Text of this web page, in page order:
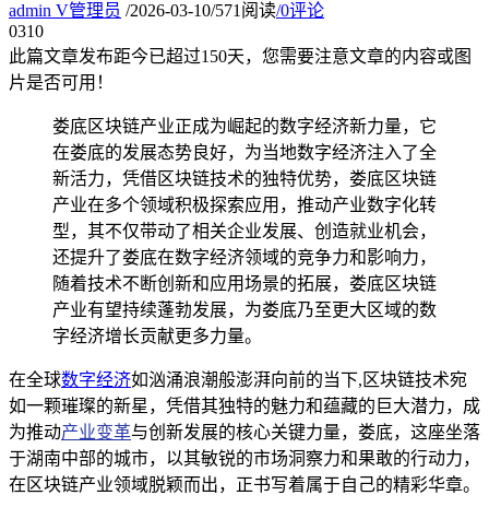
admin V管理员 /2026-03-10/571阅读/0评论
0310
此篇文章发布距今已超过150天，您需要注意文章的内容或图
片是否可用！
娄底区块链产业正成为崛起的数字经济新力量，它
在娄底的发展态势良好，为当地数字经济注入了全
新活力，凭借区块链技术的独特优势，娄底区块链
产业在多个领域积极探索应用，推动产业数字化转
型，其不仅带动了相关企业发展、创造就业机会，
还提升了娄底在数字经济领域的竞争力和影响力，
随着技术不断创新和应用场景的拓展，娄底区块链
产业有望持续蓬勃发展，为娄底乃至更大区域的数
字经济增长贡献更多力量。
在全球数字经济如汹涌浪潮般澎湃向前的当下,区块链技术宛
如一颗璀璨的新星，凭借其独特的魅力和蕴藏的巨大潜力，成
为推动产业变革与创新发展的核心关键力量，娄底，这座坐落
于湖南中部的城市，以其敏锐的市场洞察力和果敢的行动力，
在区块链产业领域脱颖而出，正书写着属于自己的精彩华章。